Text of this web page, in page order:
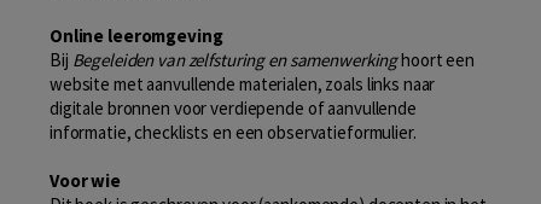
Online leeromgeving
Bij Begeleiden van zelfsturing en samenwerkinghoort een
website met aanvullende materialen, zoals links naar
digitale bronnen voor verdiepende of aanvullende
informatie, checklists en een observatieformulier.
Voor wie